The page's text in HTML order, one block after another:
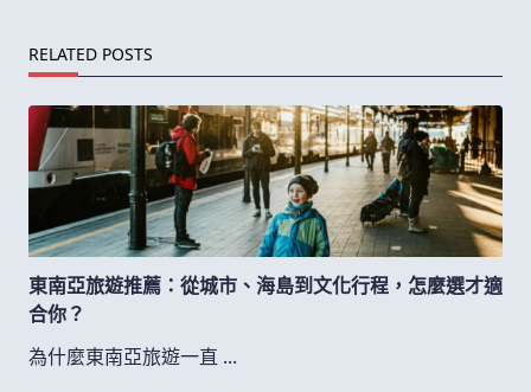
RELATED POSTS
東南亞旅遊推薦：從城市、海島到文化行程，怎麼選才適
合你？
為什麼東南亞旅遊一直 ...